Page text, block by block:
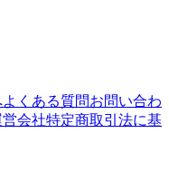
よくある質問お問い合わ
会社特定商取引法に基